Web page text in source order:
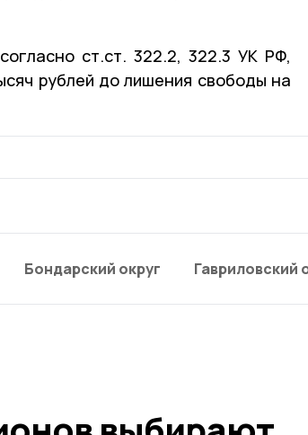
ст.ст. 322.2, 322.3 УК РФ,
рублей до лишения свободы на
Бондарский округ Гавриловский